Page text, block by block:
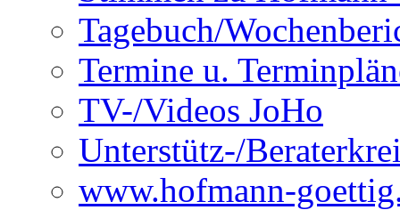
Tagebuch/
Termine u.
TV-/Videos JoHo
Unterstütz-/
www.hofmann-